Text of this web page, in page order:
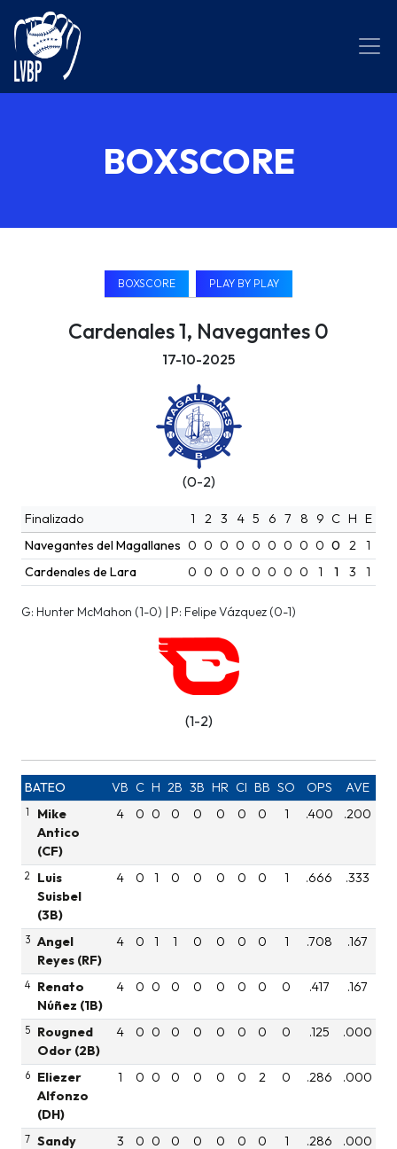
BOXSCORE
BOXSCORE PLAY BY PLAY
Cardenales 1, Navegantes 0
17-10-2025
(0-2)
Finalizado 1 2 3 4 5 6 7 8 9 C H E
Navegantes del Magallanes 0 0 0 0 0 0 0 0 0 0 2
1
Cardenales de Lara
0 0 0 0 0 0 0 0 1 1 3 1
G: Hunter McMahon (1-0) | P: Felipe Vázquez (0-1)
(1-2)
BATEO VB C H 2B 3B HR CI BB SO OPS AVE
1
Mike
Antico
(CF)
4 0 0 0 0 0 0 0 1 .400 .200
2
Luis
Suisbel
(3B)
4 0 1 0 0 0 0 0 1 .666 .333
3
Angel
Reyes (RF)
4 0 1 1 0 0 0 0 1 .708 .167
4
Renato
Núñez (1B)
4 0 0 0 0 0 0 0 0 .417 .167
5
Rougned
Odor (2B)
4 0 0 0 0 0 0 0 0 .125 .000
6
Eliezer
Alfonzo
(DH)
1 0 0 0 0 0 0 2 0 .286 .000
7 Sandy
3 0 0 0 0 0 0 0 1 .286 .000